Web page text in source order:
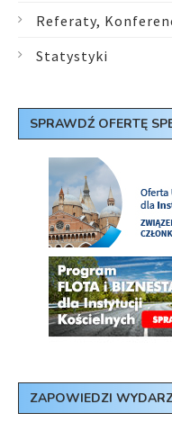
Referaty,
Statystyki
SPRAWDŹ OFERTĘ
ZAPOWIEDZI